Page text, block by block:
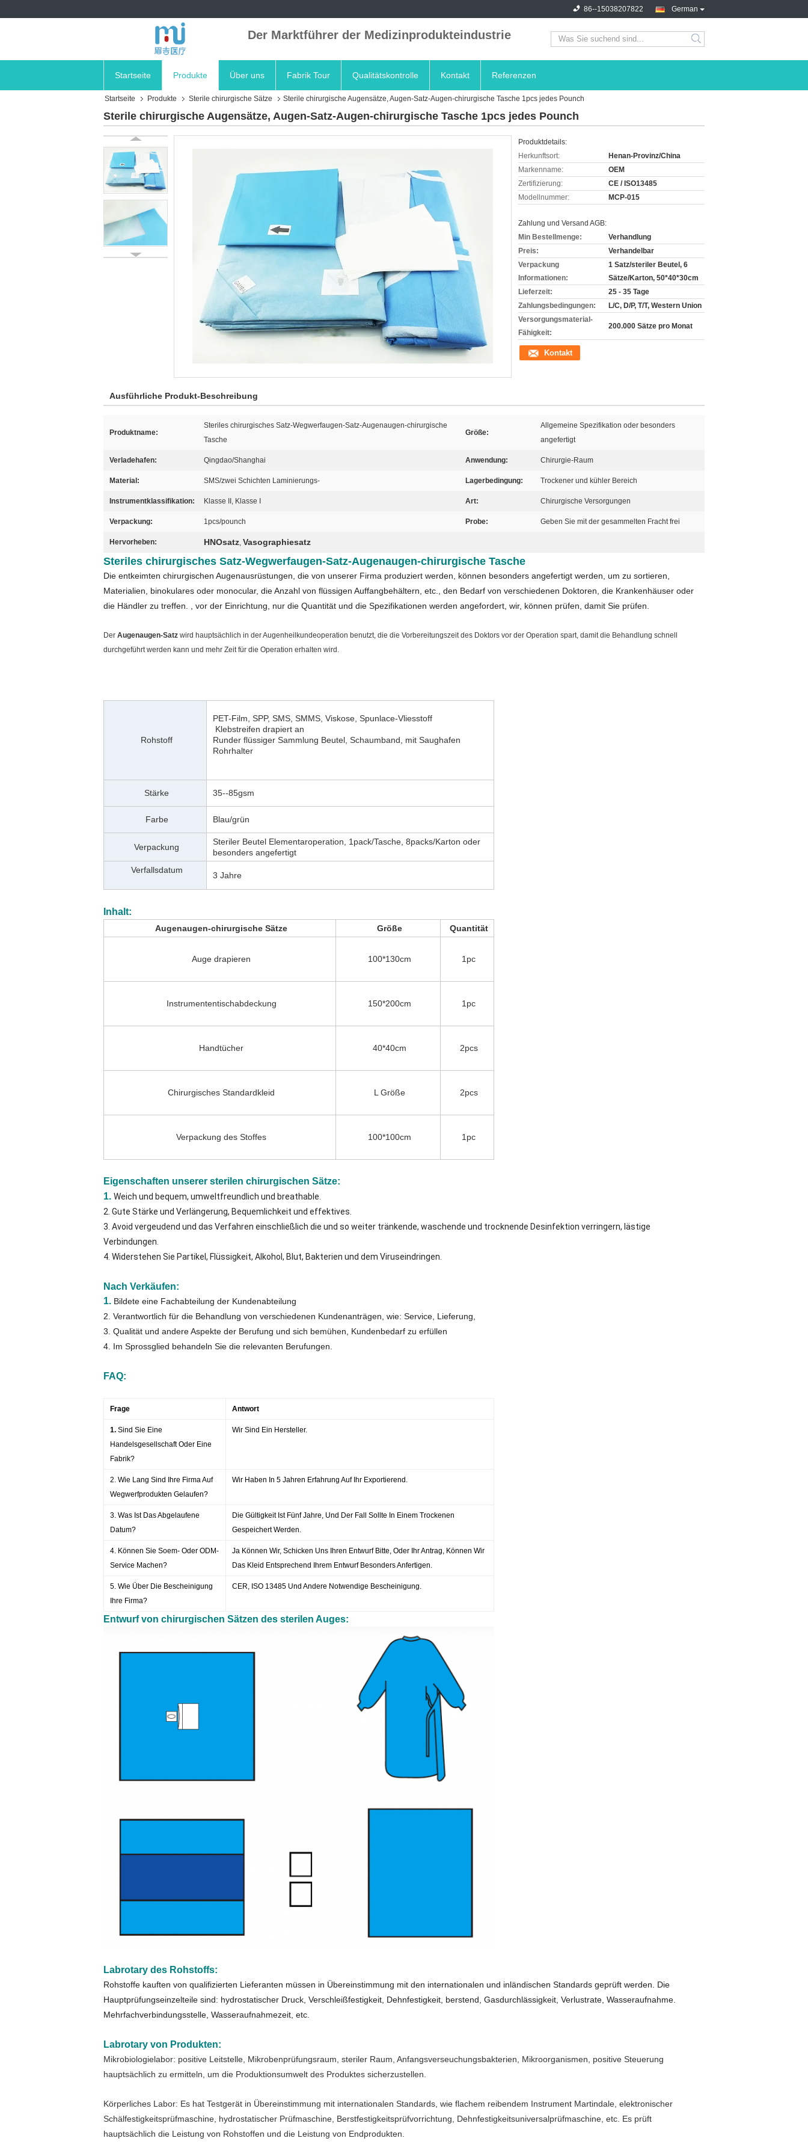
German
86--15038207822
Der Marktführer der Medizinprodukteindustrie
Startseite Produkte Über uns Fabrik Tour Qualitätskontrolle Kontakt Referenzen
Startseite Produkte Sterile chirurgische Sätze Sterile chirurgische Augensätze, Augen-Satz-Augen-chirurgische Tasche 1pcs jedes Pounch
Sterile chirurgische Augensätze, Augen-Satz-Augen-chirurgische Tasche 1pcs jedes Pounch
Produktdetails:
Herkunftsort:
Henan-Provinz/China
Markenname:
OEM
Zertifizierung:
CE / ISO13485
Modellnummer:
MCP-015
Zahlung und Versand AGB:
Min Bestellmenge:
Verhandlung
Preis:
Verhandelbar
Verpackung
Informationen:
1 Satz/steriler Beutel, 6
Sätze/Karton, 50*40*30cm
Lieferzeit:
25 - 35 Tage
Zahlungsbedingungen:
L/C, D/P, T/T, Western Union
Versorgungsmaterial-
Fähigkeit:
200.000 Sätze pro Monat
Kontakt
Ausführliche Produkt-Beschreibung
Produktname:
Steriles chirurgisches Satz-Wegwerfaugen-Satz-Augenaugen-chirurgische
Tasche
Größe:
Allgemeine Spezifikation oder besonders
angefertigt
Verladehafen: Qingdao/Shanghai Anwendung: Chirurgie-Raum
Material: SMS/zwei Schichten Laminierungs- Lagerbedingung: Trockener und kühler Bereich
Instrumentklassifikation: Klasse II, Klasse I Art: Chirurgische Versorgungen
Verpackung: 1pcs/pounch Probe: Geben Sie mit der gesammelten Fracht frei
Hervorheben: HNOsatz, Vasographiesatz
Steriles chirurgisches Satz-Wegwerfaugen-Satz-Augenaugen-chirurgische Tasche
Die entkeimten chirurgischen Augenausrüstungen, die von unserer Firma produziert werden, können besonders angefertigt werden, um zu sortieren,
Materialien, binokulares oder monocular, die Anzahl von flüssigen Auffangbehältern, etc., den Bedarf von verschiedenen Doktoren, die Krankenhäuser oder
die Händler zu treffen. , vor der Einrichtung, nur die Quantität und die Spezifikationen werden angefordert, wir, können prüfen, damit Sie prüfen.
Der Augenaugen-Satz wird hauptsächlich in der Augenheilkundeoperation benutzt, die die Vorbereitungszeit des Doktors vor der Operation spart, damit die Behandlung schnell
durchgeführt werden kann und mehr Zeit für die Operation erhalten wird.
Rohstoff
PET-Film, SPP, SMS, SMMS, Viskose, Spunlace-Vliesstoff
Klebstreifen drapiert an
Runder flüssiger Sammlung Beutel, Schaumband, mit Saughafen
Rohrhalter
Stärke 35--85gsm
Farbe Blau/grün
Verpackung
Steriler Beutel Elementaroperation, 1pack/Tasche, 8packs/Karton oder
besonders angefertigt
Verfallsdatum
3 Jahre
Inhalt:
Augenaugen-chirurgische Sätze Größe Quantität
Auge drapieren 100*130cm 1pc
Instrumententischabdeckung 150*200cm 1pc
Handtücher 40*40cm 2pcs
Chirurgisches Standardkleid L Größe 2pcs
Verpackung des Stoffes 100*100cm 1pc
Eigenschaften unserer sterilen chirurgischen Sätze:
1. Weich und bequem, umweltfreundlich und breathable.
2. Gute Stärke und Verlängerung, Bequemlichkeit und effektives.
3. Avoid vergeudend und das Verfahren einschließlich die und so weiter tränkende, waschende und trocknende Desinfektion verringern, lästige
Verbindungen.
4. Widerstehen Sie Partikel, Flüssigkeit, Alkohol, Blut, Bakterien und dem Viruseindringen.
Nach Verkäufen:
1. Bildete eine Fachabteilung der Kundenabteilung
2. Verantwortlich für die Behandlung von verschiedenen Kundenanträgen, wie: Service, Lieferung,
3. Qualität und andere Aspekte der Berufung und sich bemühen, Kundenbedarf zu erfüllen
4. Im Sprossglied behandeln Sie die relevanten Berufungen.
FAQ:
Frage Antwort
1. Sind Sie Eine
Handelsgesellschaft Oder Eine
Fabrik?
Wir Sind Ein Hersteller.
2. Wie Lang Sind Ihre Firma Auf
Wegwerfprodukten Gelaufen?
Wir Haben In 5 Jahren Erfahrung Auf Ihr Exportierend.
3. Was Ist Das Abgelaufene
Datum?
Die Gültigkeit Ist Fünf Jahre, Und Der Fall Sollte In Einem Trockenen
Gespeichert Werden.
4. Können Sie Soem- Oder ODM-
Service Machen?
Ja Können Wir, Schicken Uns Ihren Entwurf Bitte, Oder Ihr Antrag, Können Wir
Das Kleid Entsprechend Ihrem Entwurf Besonders Anfertigen.
5. Wie Über Die Bescheinigung
Ihre Firma?
CER, ISO 13485 Und Andere Notwendige Bescheinigung.
Entwurf von chirurgischen Sätzen des sterilen Auges:
Labrotary des Rohstoffs:
Rohstoffe kauften von qualifizierten Lieferanten müssen in Übereinstimmung mit den internationalen und inländischen Standards geprüft werden. Die
Hauptprüfungseinzelteile sind: hydrostatischer Druck, Verschleißfestigkeit, Dehnfestigkeit, berstend, Gasdurchlässigkeit, Verlustrate, Wasseraufnahme.
Mehrfachverbindungsstelle, Wasseraufnahmezeit, etc.
Labrotary von Produkten:
Mikrobiologielabor: positive Leitstelle, Mikrobenprüfungsraum, steriler Raum, Anfangsverseuchungsbakterien, Mikroorganismen, positive Steuerung
hauptsächlich zu ermitteln, um die Produktionsumwelt des Produktes sicherzustellen.
Körperliches Labor: Es hat Testgerät in Übereinstimmung mit internationalen Standards, wie flachem reibendem Instrument Martindale, elektronischer
Schälfestigkeitsprüfmaschine, hydrostatischer Prüfmaschine, Berstfestigkeitsprüfvorrichtung, Dehnfestigkeitsuniversalprüfmaschine, etc. Es prüft
hauptsächlich die Leistung von Rohstoffen und die Leistung von Endprodukten.